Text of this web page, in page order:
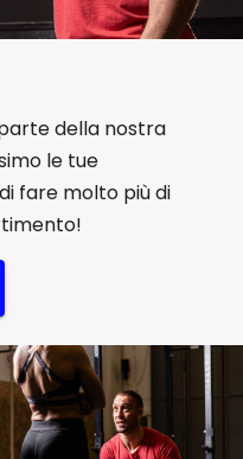
della nostra
le tue
fare molto più di